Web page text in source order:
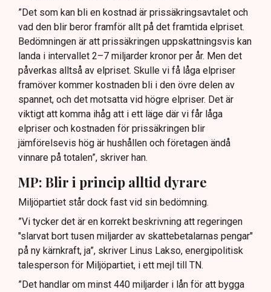
”Det som kan bli en kostnad är prissäkringsavtalet och
vad den blir beror framför allt på det framtida elpriset.
Bedömningen är att prissäkringen uppskattningsvis kan
landa i intervallet 2–7 miljarder kronor per år. Men det
påverkas alltså av elpriset. Skulle vi få låga elpriser
framöver kommer kostnaden bli i den övre delen av
spannet, och det motsatta vid högre elpriser. Det är
viktigt att komma ihåg att i ett läge där vi får låga
elpriser och kostnaden för prissäkringen blir
jämförelsevis hög är hushållen och företagen ändå
vinnare på totalen”, skriver han.
MP: Blir i princip alltid dyrare
Miljöpartiet står dock fast vid sin bedömning.
”Vi tycker det är en korrekt beskrivning att regeringen
"slarvat bort tusen miljarder av skattebetalarnas pengar"
på ny kärnkraft, ja”, skriver Linus Lakso, energipolitisk
talesperson för Miljöpartiet, i ett mejl till TN.
”Det handlar om minst 440 miljarder i lån för att bygga